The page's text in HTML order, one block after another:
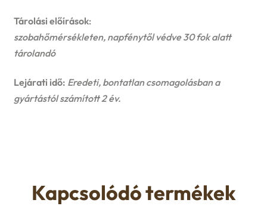
Tárolási előírások:
szobahőmérsékleten, napfénytől védve 30 fok alatt
tárolandó
Lejárati idő: Eredeti, bontatlan csomagolásban a
gyártástól számított 2 év.
Kapcsolódó termékek